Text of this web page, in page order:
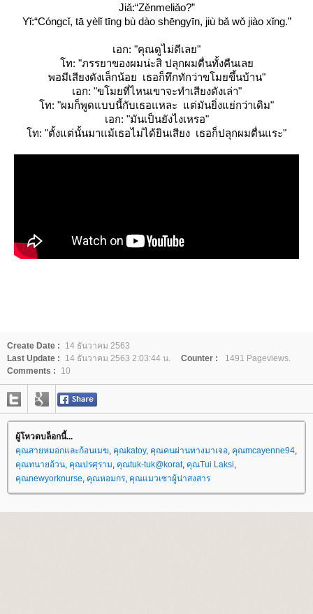
Jiǎ:“Zěnmeliǎo?”
Yǐ:“Cóngcǐ, tā yèlǐ tīng bù dào shēngyīn, jiù bǎ wǒ jiào xǐng.”
เอก: "คุณดูไม่ดีเลย"
ท: "ภรรยาของผมน่ะสิ ปลุกผมตื่นทั้งคืนเล
พอมีเสียงดังเล็กน้อย เธอก็ทึกทักว่าขโมยขึ้นบ้าน"
เอก: "ขโมยที่ไหนเขาจะทำเสียงดังเล่า"
ท: "ผมก็พูดแบบนี้กับเธอแหละ แต่มันยิ่งแย่กว่าเดิม"
เอก: "มันเป็นยังไงเหรอ"
ท: "ตั้งแต่นั้นมาแม้เธอไม่ได้ยินเสียง เธอก็ปลุกผมตื่นแระ"
Create Date :
14 ธันวาคม 2563
Last Update :
14 ธันวาคม 2563 2:03:44 น. Counter :
1491 Pageviews.
Comments :
10
ผู้โหวตบล็อกนี้...
คุณสายหมอกและก้อนเมฆ, คุณkatoy, คุณคนผ่านทางมาเจอ, คุณmcayenne94,
คุณทนายอ้วน, คุณปรศุราม, คุณtuk-tuk@korat, คุณTui Laksi,
คุณnewyorknurse, คุณหอมกร, คุณแมวเซาผู้น่าสงสาร